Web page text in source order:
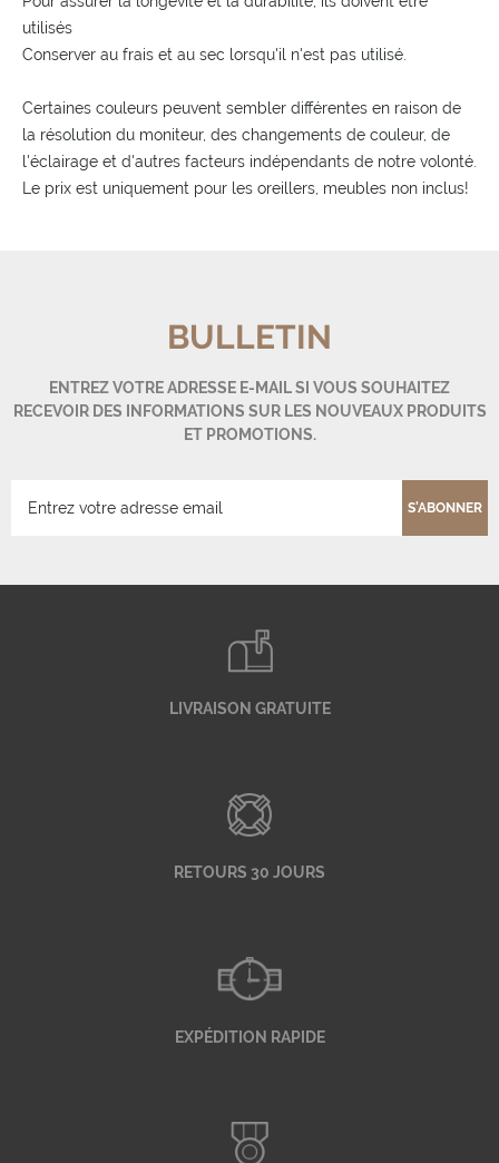
utilisés
Conserver au frais et au sec lorsqu'il n'est pas utilisé.
Certaines couleurs peuvent sembler différentes en raison de
la résolution du moniteur, des changements de couleur, de
l'éclairage et d'autres facteurs indépendants de notre volonté.
Le prix est uniquement pour les oreillers, meubles non inclus!
BULLETIN
ENTREZ VOTRE ADRESSE E-MAIL SI VOUS SOUHAITEZ
RECEVOIR DES INFORMATIONS SUR LES NOUVEAUX PRODUITS
ET PROMOTIONS.
S'ABONNER
LIVRAISON GRATUITE
RETOURS 30 JOURS
EXPÉDITION RAPIDE